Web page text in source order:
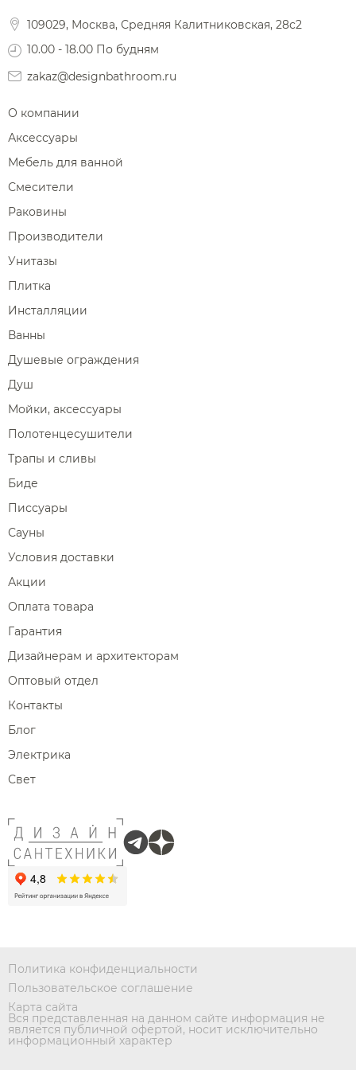
Диспенсеры ватных дисков
109029, Москва, Средняя Калитниковская, 28с2
10.00 - 18.00 По будням
zakaz@designbathroom.ru
О компании
Аксессуары
Мебель для ванной
Смесители
Раковины
Производители
Унитазы
Плитка
Инсталляции
Ванны
Душевые ограждения
Душ
Мойки, аксессуары
Полотенцесушители
Трапы и сливы
Биде
Писсуары
Сауны
Условия доставки
Акции
Оплата товара
Гарантия
Дизайнерам и архитекторам
Оптовый отдел
Контакты
Блог
Электрика
Свет
Политика конфиденциальности
Пользовательское соглашение
Карта сайта
Вся представленная на данном сайте информация не
является публичной офертой, носит исключительно
информационный характер